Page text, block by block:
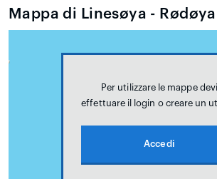
Mappa di Linesøya - Rødøya
Per utilizzare le mappe devi
effettuare il login o creare un
Accedi